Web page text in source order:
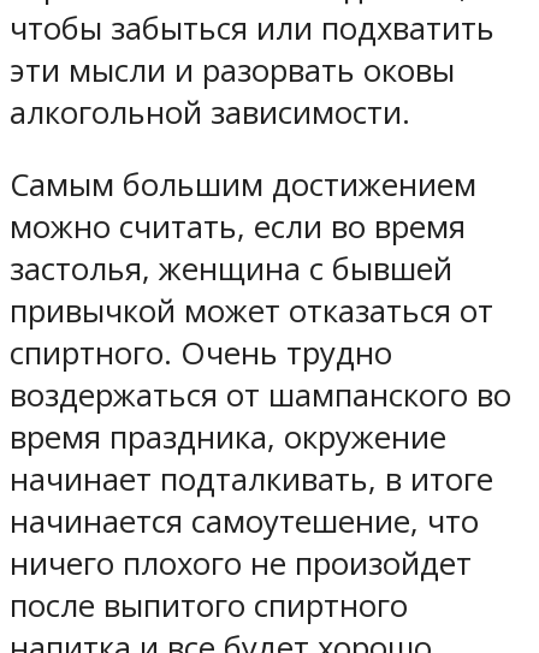
чтобы забыться или подхватить
эти мысли и разорвать оковы
алкогольной зависимости.
Самым большим достижением
можно считать, если во время
застолья, женщина с бывшей
привычкой может отказаться от
спиртного. Очень трудно
воздержаться от шампанского во
время праздника, окружение
начинает подталкивать, в итоге
начинается самоутешение, что
ничего плохого не произойдет
после выпитого спиртного